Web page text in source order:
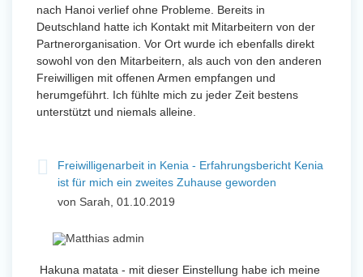
nach Hanoi verlief ohne Probleme. Bereits in
Deutschland hatte ich Kontakt mit Mitarbeitern von der
Partnerorganisation. Vor Ort wurde ich ebenfalls direkt
sowohl von den Mitarbeitern, als auch von den anderen
Freiwilligen mit offenen Armen empfangen und
herumgeführt. Ich fühlte mich zu jeder Zeit bestens
unterstützt und niemals alleine.
Freiwilligenarbeit in Kenia - Erfahrungsbericht Kenia
ist für mich ein zweites Zuhause geworden
von Sarah, 01.10.2019
Hakuna matata - mit dieser Einstellung habe ich meine